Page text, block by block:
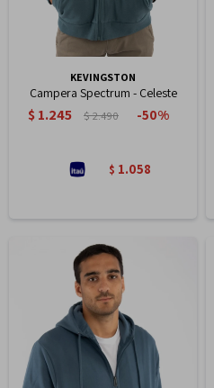
KEVINGSTON
Campera Spectrum - Celeste
$1.245 $2.490 50
$ 1.058